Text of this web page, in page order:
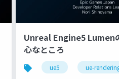
Unreal Engine5 Lumen
心なところ
ue5 ue-